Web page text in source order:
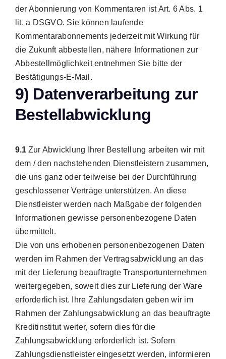
der Abonnierung von Kommentaren ist Art. 6 Abs. 1
lit. a DSGVO. Sie können laufende
Kommentarabonnements jederzeit mit Wirkung für
die Zukunft abbestellen, nähere Informationen zur
Abbestellmöglichkeit entnehmen Sie bitte der
Bestätigungs-E-Mail.
9) Datenverarbeitung zur
Bestellabwicklung
9.1 Zur Abwicklung Ihrer Bestellung arbeiten wir mit
dem / den nachstehenden Dienstleistern zusammen,
die uns ganz oder teilweise bei der Durchführung
geschlossener Verträge unterstützen. An diese
Dienstleister werden nach Maßgabe der folgenden
Informationen gewisse personenbezogene Daten
übermittelt.
Die von uns erhobenen personenbezogenen Daten
werden im Rahmen der Vertragsabwicklung an das
mit der Lieferung beauftragte Transportunternehmen
weitergegeben, soweit dies zur Lieferung der Ware
erforderlich ist. Ihre Zahlungsdaten geben wir im
Rahmen der Zahlungsabwicklung an das beauftragte
Kreditinstitut weiter, sofern dies für die
Zahlungsabwicklung erforderlich ist. Sofern
Zahlungsdienstleister eingesetzt werden, informieren